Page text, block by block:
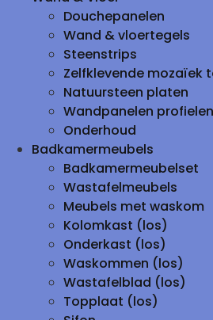
Douchepanelen
Wand & vloertegels
Steenstrips
Zelfklevende mozaïek
Natuursteen platen
Wandpanelen profielen
Onderhoud
Badkamermeubels
Badkamermeubelset
Wastafelmeubels
Meubels met waskom
Kolomkast (los)
Onderkast (los)
Waskommen (los)
Wastafelblad (los)
Topplaat (los)